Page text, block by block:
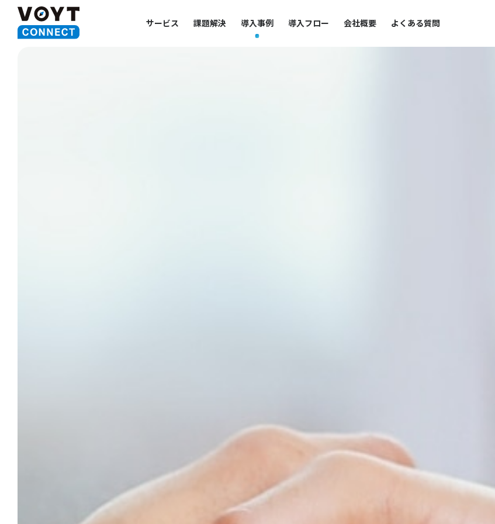
サービス 課題解決 導入事例 導入フロー 会社概要 よくある質問